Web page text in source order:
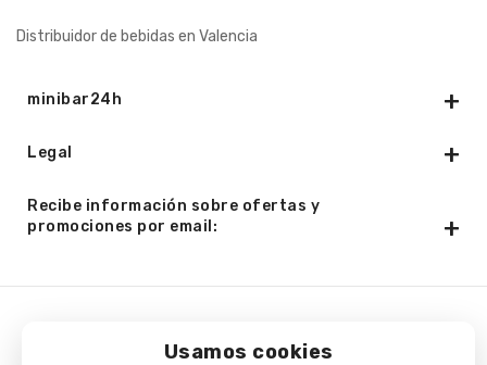
Usamos cookies
Distribuidor de bebidas en Valencia
minibar24h
Legal
Recibe información sobre ofertas y
promociones por email: